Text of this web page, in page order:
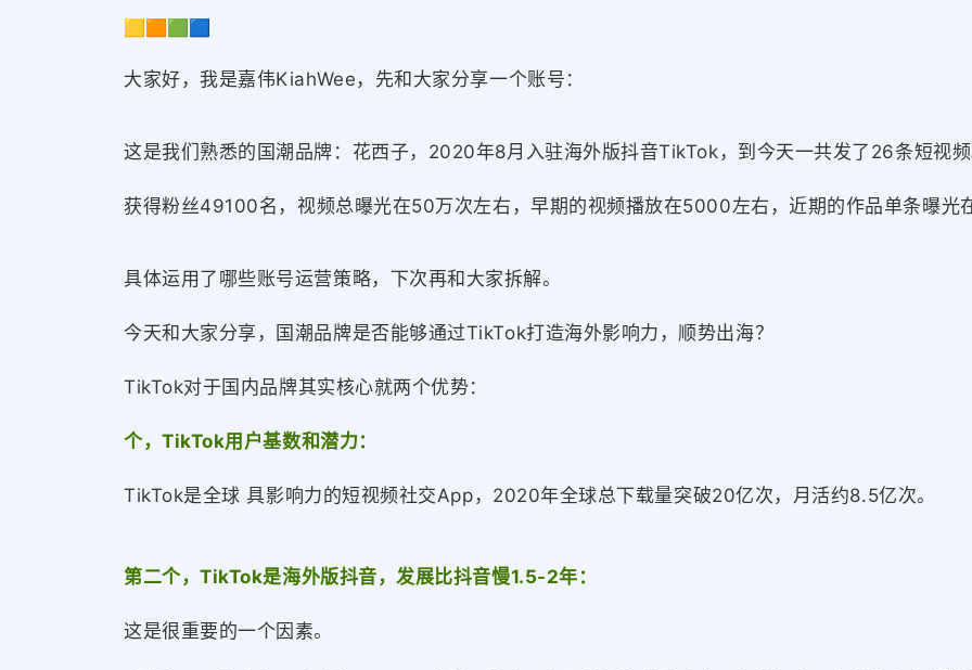
🟨🟧🟩🟦
大家好，我是嘉伟KiahWee，先和大家分享一个账号：
这是我们熟悉的国潮品牌：花西子，2020年8月入驻海外版抖音TikTok，到今天一共发了26条短视
获得粉丝49100名，视频总曝光在50万次左右，早期的视频播放在5000左右，近期的作品单条曝光
具体运用了哪些账号运营策略，下次再和大家拆解。
今天和大家分享，国潮品牌是否能够通过TikTok打造海外影响力，顺势出海？
TikTok对于国内品牌其实核心就两个优势：
个，TikTok用户基数和潜力：
TikTok是全球 具影响力的短视频社交App，2020年全球总下载量突破20亿次，月活约8.5亿次。
第二个，TikTok是海外版抖音，发展比抖音慢1.5-2年：
这是很重要的一个因素。